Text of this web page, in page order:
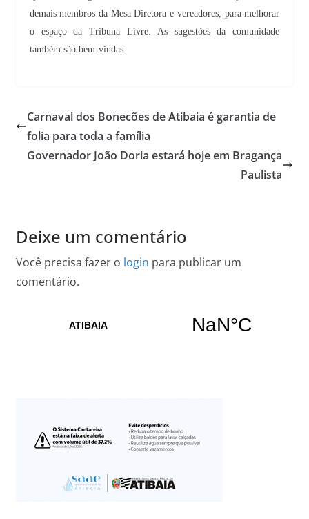
demais membros da Mesa Diretora e vereadores, para melhorar
o espaço da Tribuna Livre. As sugestões da comunidade
também são bem-vindas.
Carnaval dos Bonecões de Atibaia é garantia de
folia para toda a família
Governador João Doria estará hoje em Bragança
Paulista
Deixe um comentário
Você precisa fazer o login para publicar um
comentário.